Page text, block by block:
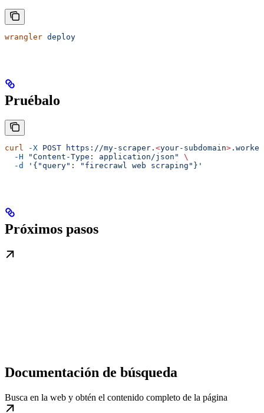
wrangler deploy
Pruébalo
curl -X POST https://my-scraper. <your-subdomain>
  -H
"Content-Type: application/json"
\
  -d
'{"query": "firecrawl web scraping"}'
Próximos pasos
Documentación de búsqueda
Busca en la web y obtén el contenido completo de la página